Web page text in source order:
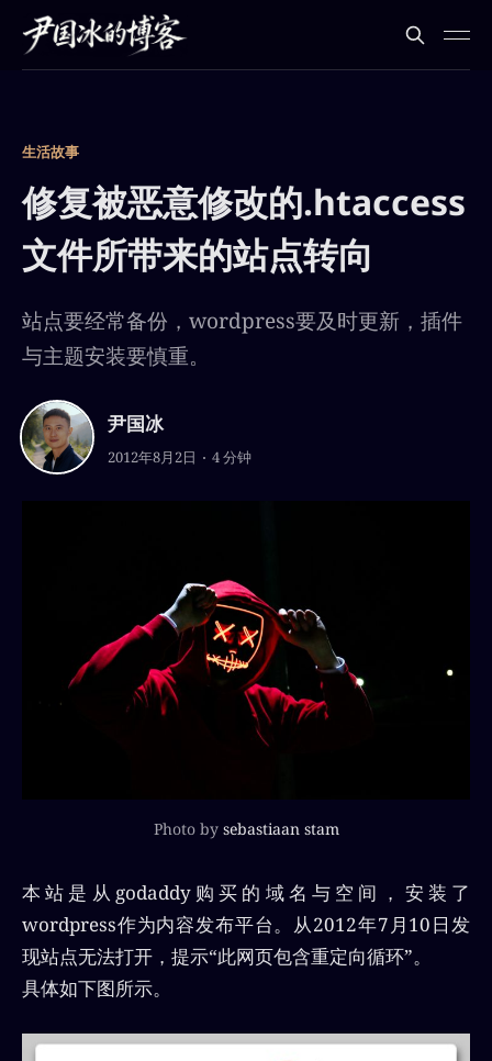
生活故事
修复被恶意修改的.htaccess
文件所带来的站点转向
站点要经常备份，wordpress要及时更新，插件
与主题安装要慎重。
尹国冰
2012年8月2日 4 分钟
Photo by sebastiaan stam
本站是从godaddy购买的域名与空间，安装了
wordpress作为内容发布平台。从2012年7月10日发
现站点无法打开，提示“此网页包含重定向循环”。
具体如下图所示。